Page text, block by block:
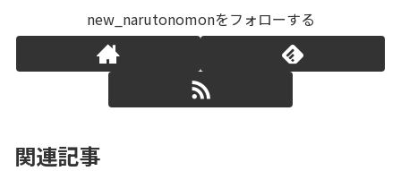
new_narutonomonをフォローする
関連記事